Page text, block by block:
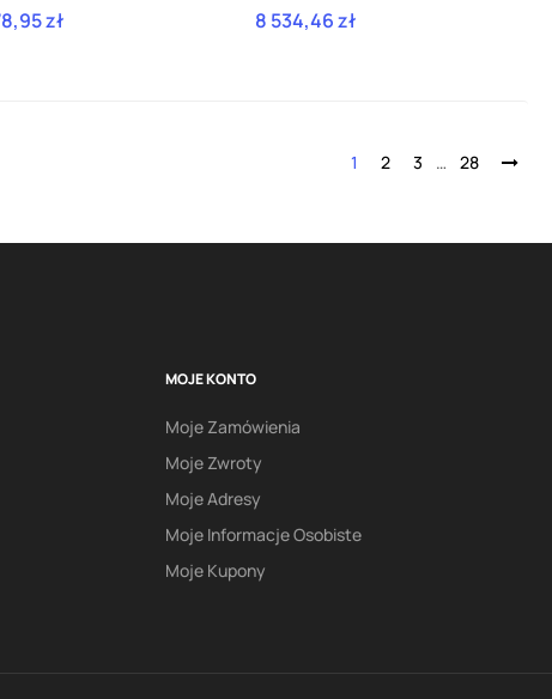
zł Cena
8 534,46 zł
1 2 3 … 28
MOJE KONTO
Moje Zamówienia
Moje Zwroty
Moje Adresy
Moje Informacje Osobiste
Moje Kupony